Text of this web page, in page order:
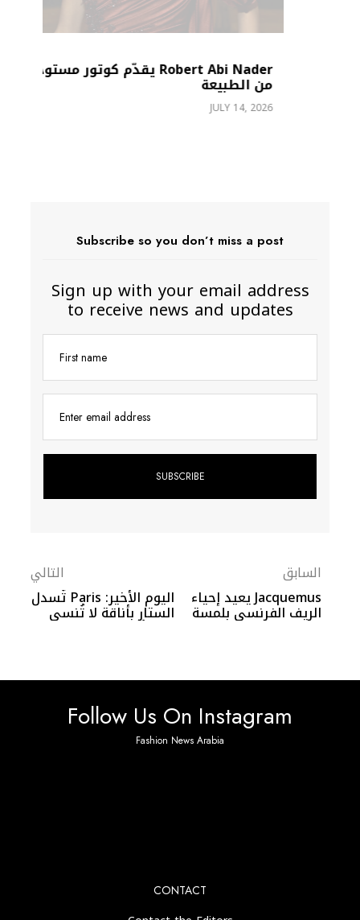
Robert Abi Nader يقدّم كوتور مستوحى
من الطبيعة
JULY 14, 2026
Subscribe so you don’t miss a post
Sign up with your email address
to receive news and updates
First name
Enter email address
السابق
Jacquemus يعيد إحياء
الريف الفرنسي بلمسة
عصرية لربيع 2026
التالي
اليوم الأخير: Paris تُسدل
الستار بأناقة لا تُنسى
على أسبوع الموضة
Follow Us On Instagram
Fashion News Arabia
CONTACT